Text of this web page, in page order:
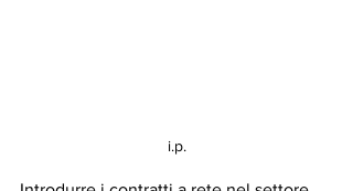
i.p.